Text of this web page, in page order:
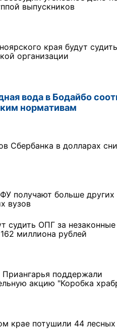
выпускников
края будут
организации
вода в Бодайбо
нормативам
Сбербанка в долларах
получают больше других
вузов
судить ОПГ за
миллиона рублей
поддержали
акцию "Коробка
крае потушили 44